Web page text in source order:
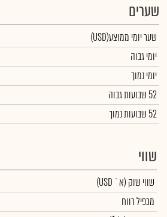
שערים
שער יומי ממוצע(USD)
יומי גבוה
יומי נמוך
52 שבועות גבוה
52 שבועות נמוך
שווי
שווי שוק (א` USD)
מכפיל רווח